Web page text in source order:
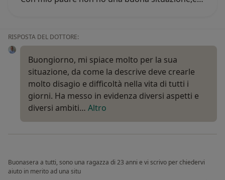
RISPOSTA DEL DOTTORE:
Buongiorno, mi spiace molto per la sua
situazione, da come la descrive deve crearle
molto disagio e difficoltà nella vita di tutti i
giorni. Ha messo in evidenza diversi aspetti e
diversi ambiti… Altro
Buonasera a tutti, sono una ragazza di 23 anni e vi scrivo per chiedervi
aiuto in merito ad una situ